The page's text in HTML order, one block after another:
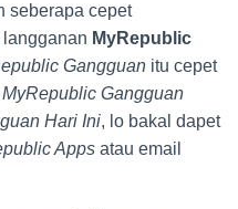
seberapa cepet
MyRepublic
Gangguan itu cepet
MyRepublic Gangguan
Hari Ini, lo bakal dapet
Apps atau email